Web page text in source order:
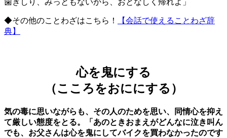
歯ぎしり、みっともないから、おとなしく帰れよ」
◆その他のことわざはこちら！
【会話で使えることわざ辞
典】
心を鬼にする
（こころをおににする）
気の毒に思いながらも、その人のためを思い、同情心を抑え
て厳しい態度をとる。「あのときおまえがどんなに泣き叫ん
でも、お父さんは心を鬼にしてバイクを買わなかったのです